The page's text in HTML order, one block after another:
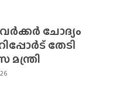
ചോദ്യം
തേടി
മന്ത്രി